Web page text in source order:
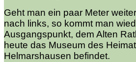
Geht man ein paar Meter
nach links, so kommt man
Ausgangspunkt, dem Alten
heute das Museum des
Helmarshausen befindet.